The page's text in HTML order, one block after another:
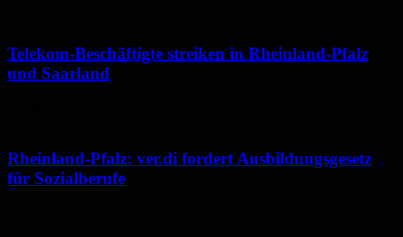
Telekom-Beschäftigte streiken in Rheinland-Pfalz
und Saarland
Rheinland-Pfalz: ver.di fordert Ausbildungsgesetz
für Sozialberufe